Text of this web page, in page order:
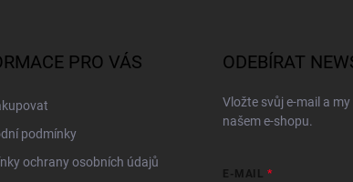
PRO VÁS
podmínky
ochrany osobních údajů
ODEBÍRAT
Vložte svůj e-mail a
našem e-shopu.
E-MAIL